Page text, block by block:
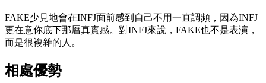
FAKE少見地會在INFJ面前感到自己不用一直調頻，因為INFJ
更在意你底下那層真實感。對INFJ來說，FAKE也不是表演，
而是很複雜的人。
相處優勢